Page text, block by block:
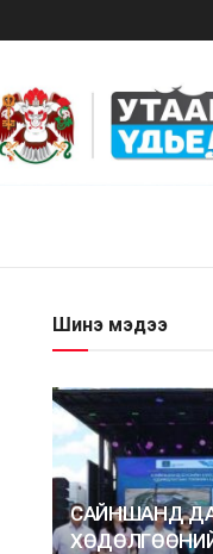
Шинэ мэдээ
САЙНШАНД